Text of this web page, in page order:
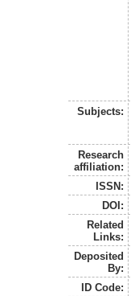
Subjects:
Research
affiliation:
ISSN:
DOI:
Related
Links:
Deposited
By:
ID Code: